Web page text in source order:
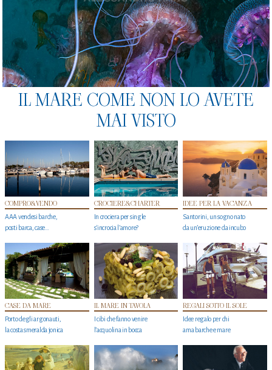
IL MARE COME NON LO AVETE
MAI VISTO
COMPRO&VENDO
AAA vendesi barche,
posti barca, case…
CROCIERE&CHARTER
In crociera per single
s'incrocia l’amore?
IDEE PER LA VACANZA
Santorini, un sogno nato
da un’eruzione da incubo
CASE DA MARE
Porto degli argonauti,
la costa smeralda jonica
IL MARE IN TAVOLA
I cibi che fanno venire
l’acquolina in bocca
REGALI SOTTO IL SOLE
Idee regalo per chi
ama barche e mare